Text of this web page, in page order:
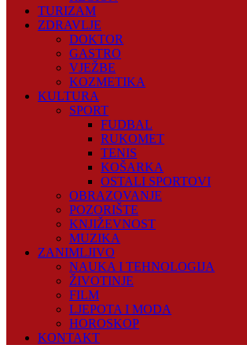
TURIZAM
ZDRAVLJE
DOKTOR
GASTRO
VJEŽBE
KOZMETIKA
KULTURA
SPORT
FUDBAL
RUKOMET
TENIS
KOŠARKA
OSTALI SPORTOVI
OBRAZOVANJE
POZORIŠTE
KNJIŽEVNOST
MUZIKA
ZANIMLJIVO
NAUKA I TEHNOLOGIJA
ŽIVOTINJE
FILM
LJEPOTA I MODA
HOROSKOP
KONTAKT